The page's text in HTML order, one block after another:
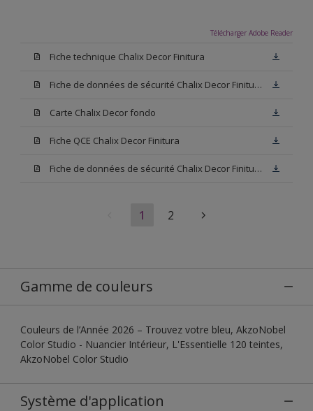
Télécharger Adobe Reader
Fiche technique Chalix Decor Finitura
Fiche de données de sécurité Chalix Decor Finitura Base W05
Carte Chalix Decor fondo
Fiche QCE Chalix Decor Finitura
Fiche de données de sécurité Chalix Decor Finitura Base N00
1 2
Gamme de couleurs
Couleurs de l’Année 2026 – Trouvez votre bleu, AkzoNobel
Color Studio - Nuancier Intérieur, L'Essentielle 120 teintes,
AkzoNobel Color Studio
Système d'application